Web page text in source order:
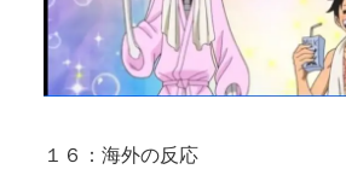
１６：海外の反応